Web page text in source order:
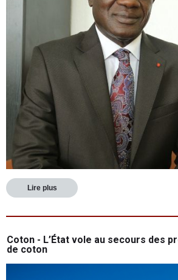
Lire plus
Coton - L’État vole au secours des
de coton